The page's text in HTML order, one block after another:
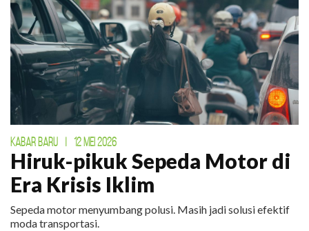
KABAR BARU 12 MEI 2026
Hiruk-pikuk Sepeda Motor di
Era Krisis Iklim
Sepeda motor menyumbang polusi. Masih jadi solusi efektif
moda transportasi.